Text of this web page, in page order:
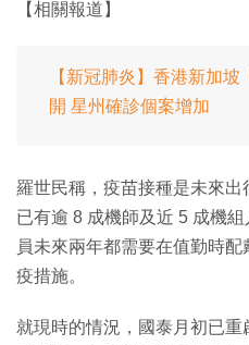
【相關報道】
【新冠肺炎】香港新加
開 星州確診個案增加
羅世民稱，疫苗接種是未來
已有逾 8 成機師及近 5 成機
員未來兩年都需要在值勤時
疫措施。
就現時的情況，國泰月初已